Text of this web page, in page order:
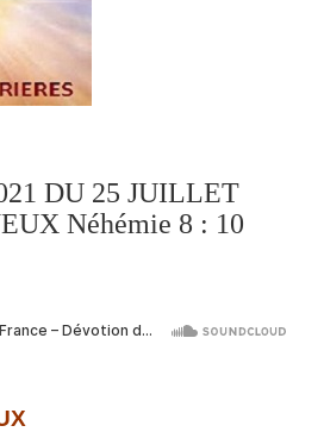
DU 25 JUILLET
Néhémie 8 : 10